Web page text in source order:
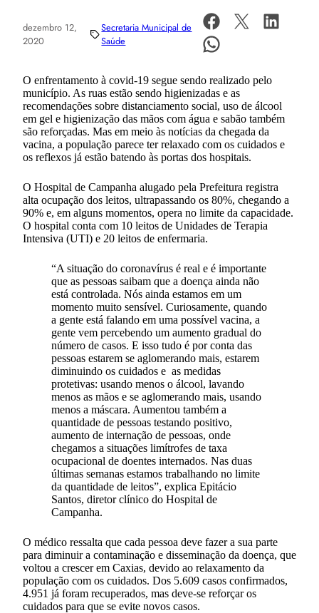
dezembro 12,
2020
Secretaria Municipal de
Saúde
O enfrentamento à covid-19 segue sendo realizado pelo
município. As ruas estão sendo higienizadas e as
recomendações sobre distanciamento social, uso de álcool
em gel e higienização das mãos com água e sabão também
são reforçadas. Mas em meio às notícias da chegada da
vacina, a população parece ter relaxado com os cuidados e
os reflexos já estão batendo às portas dos hospitais.
O Hospital de Campanha alugado pela Prefeitura registra
alta ocupação dos leitos, ultrapassando os 80%, chegando a
90% e, em alguns momentos, opera no limite da capacidade.
O hospital conta com 10 leitos de Unidades de Terapia
Intensiva (UTI) e 20 leitos de enfermaria.
“A situação do coronavírus é real e é importante
que as pessoas saibam que a doença ainda não
está controlada. Nós ainda estamos em um
momento muito sensível. Curiosamente, quando
a gente está falando em uma possível vacina, a
gente vem percebendo um aumento gradual do
número de casos. E isso tudo é por conta das
pessoas estarem se aglomerando mais, estarem
diminuindo os cuidados e as medidas
protetivas: usando menos o álcool, lavando
menos as mãos e se aglomerando mais, usando
menos a máscara. Aumentou também a
quantidade de pessoas testando positivo,
aumento de internação de pessoas, onde
chegamos a situações limítrofes de taxa
ocupacional de doentes internados. Nas duas
últimas semanas estamos trabalhando no limite
da quantidade de leitos”, explica Epitácio
Santos, diretor clínico do Hospital de
Campanha.
O médico ressalta que cada pessoa deve fazer a sua parte
para diminuir a contaminação e disseminação da doença, que
voltou a crescer em Caxias, devido ao relaxamento da
população com os cuidados. Dos 5.609 casos confirmados,
4.951 já foram recuperados, mas deve-se reforçar os
cuidados para que se evite novos casos.